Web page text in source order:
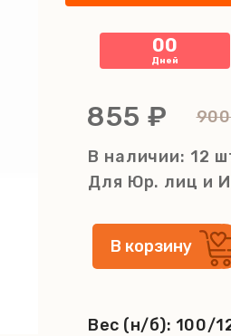
00
Дней
855 ₽
В наличии: 12
Для Юр. лиц и
Вес (н/б): 100/